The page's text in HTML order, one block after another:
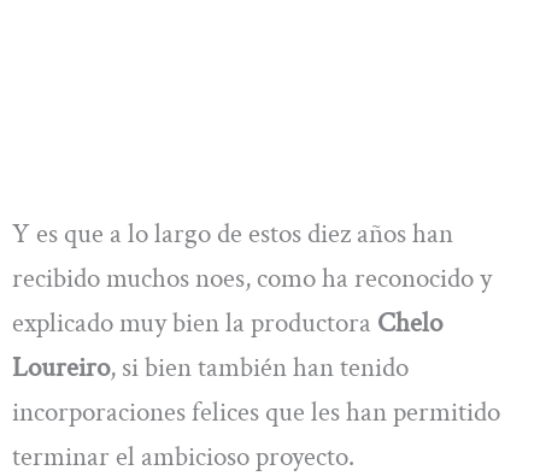
Y es que a lo largo de estos diez años han
recibido muchos noes, como ha reconocido y
explicado muy bien la productora Chelo
Loureiro, si bien también han tenido
incorporaciones felices que les han permitido
terminar el ambicioso proyecto.